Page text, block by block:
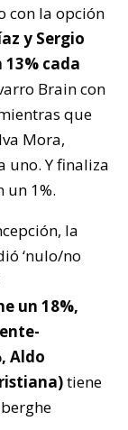
con la opción
y Sergio
cada
Brain con
que
Mora,
uno. Y finaliza
un 1%.
la
‘nulo/no
un 18%,
Aldo
tiene